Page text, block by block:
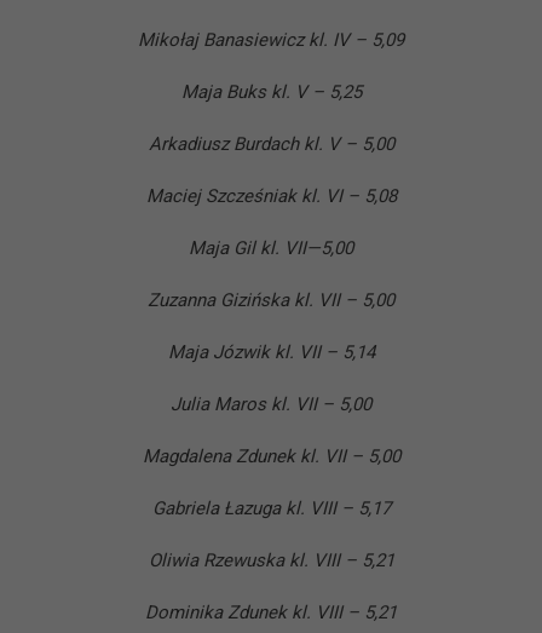
Mikołaj Banasiewicz kl. IV – 5,09
Maja Buks kl. V – 5,25
Arkadiusz Burdach kl. V – 5,00
Maciej Szcześniak kl. VI – 5,08
Maja Gil kl. VII—5,00
Zuzanna Gizińska kl. VII – 5,00
Maja Józwik kl. VII – 5,14
Julia Maros kl. VII – 5,00
Magdalena Zdunek kl. VII – 5,00
Gabriela Łazuga kl. VIII – 5,17
Oliwia Rzewuska kl. VIII – 5,21
Dominika Zdunek kl. VIII – 5,21